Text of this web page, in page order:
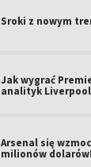
Sroki z nowym
Jak wygrać
analityk
Arsenal się
milionów dolarów!